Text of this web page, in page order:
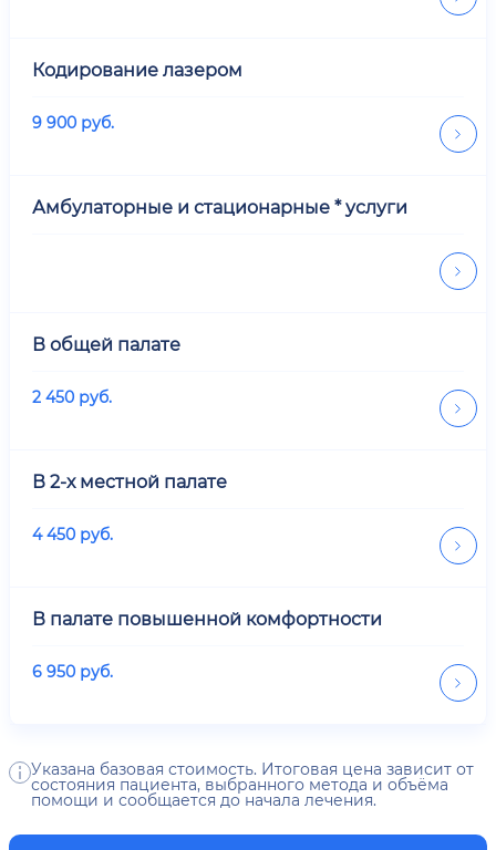
Кодирование лазером
9 900 руб.
Амбулаторные и стационарные * услуги
В общей палате
2 450 руб.
В 2-х местной палате
4 450 руб.
В палате повышенной комфортности
6 950 руб.
Указана базовая стоимость. Итоговая цена зависит от
состояния пациента, выбранного метода и объёма
помощи и сообщается до начала лечения.